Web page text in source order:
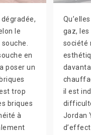
le
en
poser un
trop
briques
à
gaz,
société
il est
Jordan